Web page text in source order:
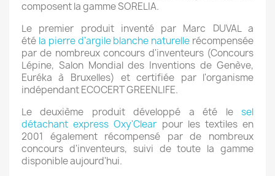
composent la gamme SORELIA.
Le premier produit inventé par Marc DUVAL a
été la pierre d'argile blanche naturelle récompensée
par de nombreux concours d'inventeurs (Concours
Lépine, Salon Mondial des Inventions de Genève,
Euréka à Bruxelles) et certifiée par l'organisme
indépendant ECOCERT GREENLIFE.
Le deuxième produit développé a été le sel
détachant express Oxy'Clear pour les textiles en
2001 également récompensé par de nombreux
concours d'inventeurs, suivi de toute la gamme
disponible aujourd'hui.